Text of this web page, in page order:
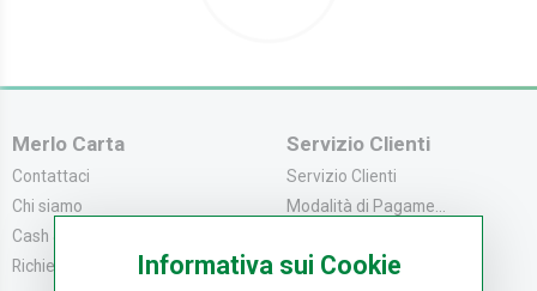
Merlo Carta
Contattaci
Chi siamo
Cash & Carry
Richiedi catalogo
Servizio Clienti
Servizio Clienti
Modalità di Pagame...
Resi e Recessi
Informativa sui Cookie